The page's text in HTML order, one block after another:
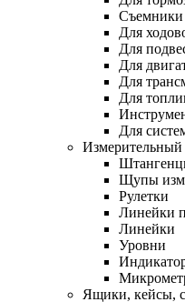
Съемники
Для
Для
Для
Для
Для
Для
Измерительный
Щупы
Рулетки
Линейки
Линейки
Уровни
Ящики, кейсы,